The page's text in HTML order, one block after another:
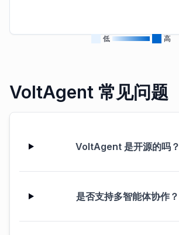
低 高
VoltAgent 常见问题
VoltAgent 是开源的吗？
是否支持多智能体协作？